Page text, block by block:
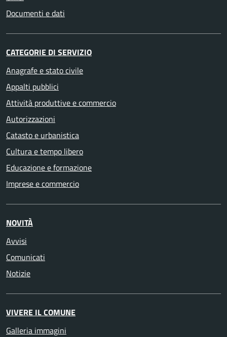
Documenti e dati
CATEGORIE DI SERVIZIO
Anagrafe e stato civile
Appalti pubblici
Attività produttive e commercio
Autorizzazioni
Catasto e urbanistica
Cultura e tempo libero
Educazione e formazione
Imprese e commercio
NOVITÀ
Avvisi
Comunicati
Notizie
VIVERE IL COMUNE
Galleria immagini